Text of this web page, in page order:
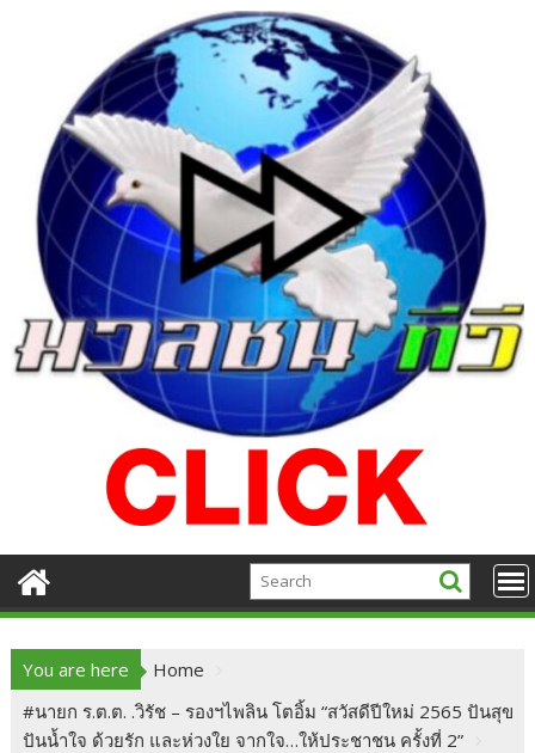
You are here
Home
#นายก ร.ต.ต. .วิรัช – รองฯไพลิน โตอิ้ม “สวัสดีปีใหม่ 2565 ปันสุข
ปันน้ำใจ ด้วยรัก และห่วงใย จากใจ…ให้ประชาชน ครั้งที่ 2”